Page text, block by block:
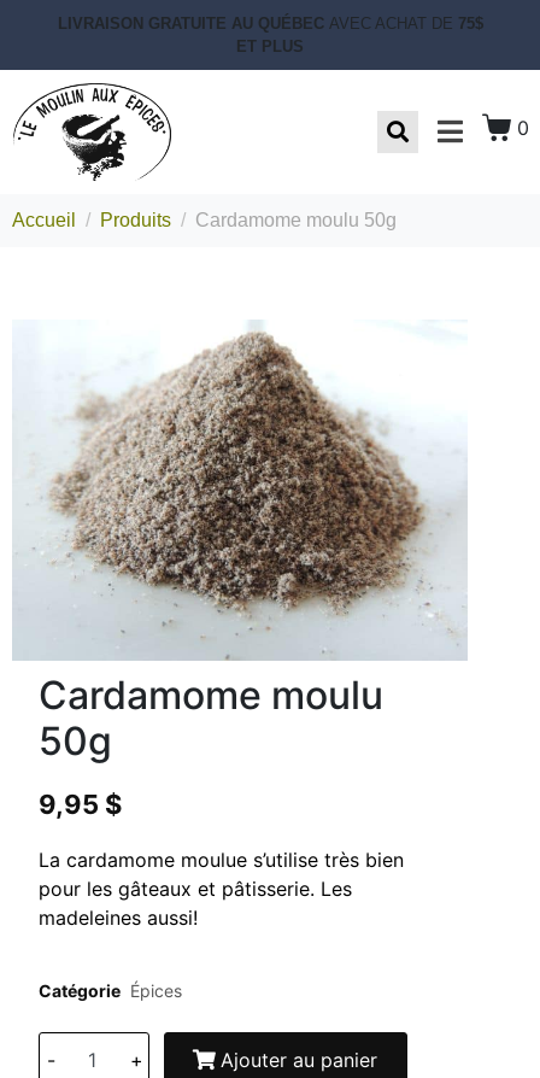
LIVRAISON GRATUITE AU QUÉBEC AVEC ACHAT DE 75$
ET PLUS
0
Accueil Produits Cardamome moulu 50g
Cardamome moulu
50g
9,95 $
La cardamome moulue s’utilise très bien
pour les gâteaux et pâtisserie. Les
madeleines aussi!
Catégorie Épices
- + Ajouter au panier